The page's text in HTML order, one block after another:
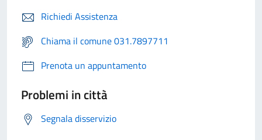
Richiedi Assistenza
Chiama il comune 031.7897711
Prenota un appuntamento
Problemi in città
Segnala disservizio